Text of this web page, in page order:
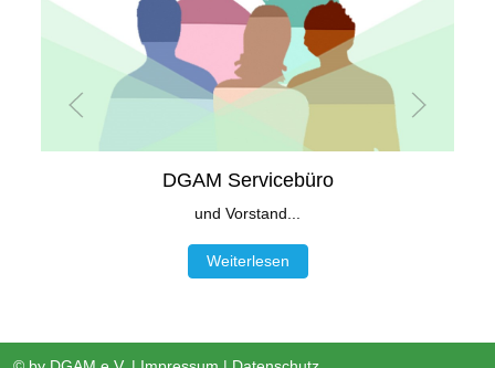
DGAM Servicebüro
und Vorstand...
Weiterlesen